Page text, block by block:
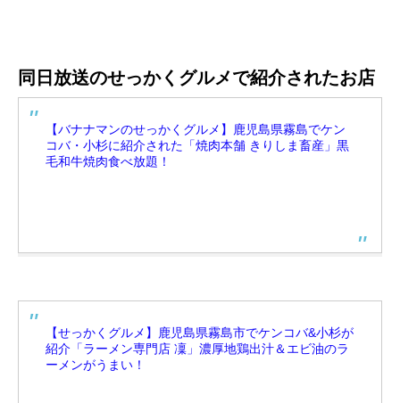
同日放送のせっかくグルメで紹介されたお店
【バナナマンのせっかくグルメ】鹿児島県霧島でケン
コバ・小杉に紹介された「焼肉本舗 きりしま畜産」黒
毛和牛焼肉食べ放題！
【せっかくグルメ】鹿児島県霧島市でケンコバ&小杉が
紹介「ラーメン専門店 凜」濃厚地鶏出汁＆エビ油のラ
ーメンがうまい！